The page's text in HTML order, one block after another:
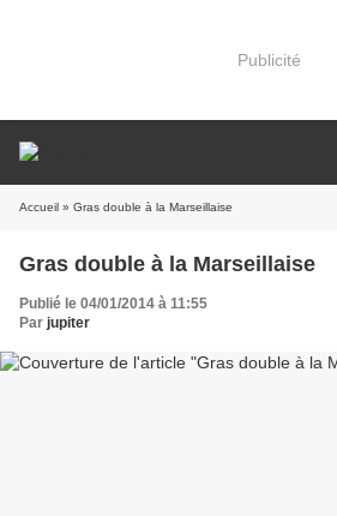
Publicité
Accueil » Gras double à la Marseillaise
Gras double à la Marseillaise
Publié le 04/01/2014 à 11:55
Par jupiter